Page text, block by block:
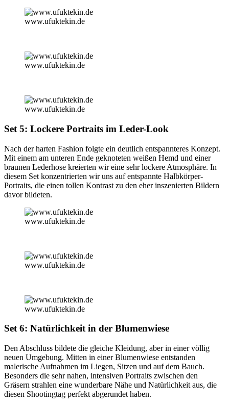
www.ufuktekin.de
www.ufuktekin.de
www.ufuktekin.de
Set 5: Lockere Portraits im Leder-Look
Nach der harten Fashion folgte ein deutlich entspannteres Konzept.
Mit einem am unteren Ende geknoteten weißen Hemd und einer
braunen Lederhose kreierten wir eine sehr lockere Atmosphäre. In
diesem Set konzentrierten wir uns auf entspannte Halbkörper-
Portraits, die einen tollen Kontrast zu den eher inszenierten Bildern
davor bildeten.
www.ufuktekin.de
www.ufuktekin.de
www.ufuktekin.de
Set 6: Natürlichkeit in der Blumenwiese
Den Abschluss bildete die gleiche Kleidung, aber in einer völlig
neuen Umgebung. Mitten in einer Blumenwiese entstanden
malerische Aufnahmen im Liegen, Sitzen und auf dem Bauch.
Besonders die sehr nahen, intensiven Portraits zwischen den
Gräsern strahlen eine wunderbare Nähe und Natürlichkeit aus, die
diesen Shootingtag perfekt abgerundet haben.